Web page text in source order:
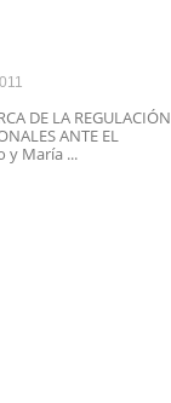
DE LA REGULACIÓN
ANTE EL
y María ...